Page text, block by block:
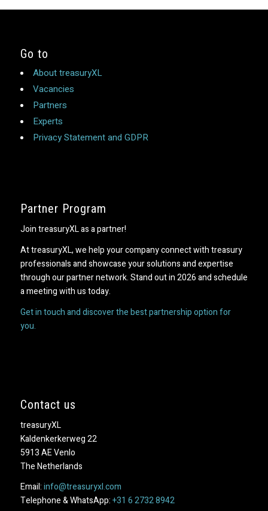
Go to
About treasuryXL
Vacancies
Partners
Experts
Privacy Statement and GDPR
Partner Program
Join treasuryXL as a partner!
At treasuryXL, we help your company connect with treasury
professionals and showcase your solutions and expertise
through our partner network. Stand out in 2026 and schedule
a meeting with us today.
Get in touch and discover the best partnership option for
you.
Contact us
treasuryXL
Kaldenkerkerweg 22
5913 AE Venlo
The Netherlands
Email:info@treasuryxl.com
Telephone & WhatsApp:+31 6 2732 8942